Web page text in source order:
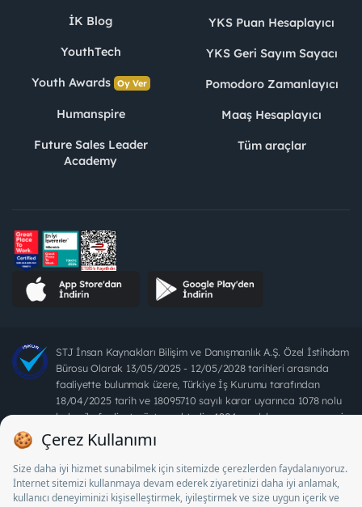
İK Blog
YouthTech
Youth Awards Oy Ver
Humanspire
Future Sales Leader
Academy
YKS Puan Hesaplayıcı
YKS Geri Sayım Sayacı
Pomodoro Zamanlayıcı
Maaş Hesaplayıcı
Tüm araçlar
STJ İnsan Kaynakları Bilişim ve Danışmanlık A.Ş. Özel İstihdam
Bürosu Olarak 13/05/2025 - 12/05/2028 tarihleri arasında
faaliyette bulunmak üzere, Türkiye İş Kurumu tarafından
18/04/2025 tarih ve 18095710 sayılı karar uyarınca 1078 nolu
belge ile faaliyet göstermektedir. 4904 sayılı kanun uyarınca iş
arayanlardan ücret alınması yasaktır.